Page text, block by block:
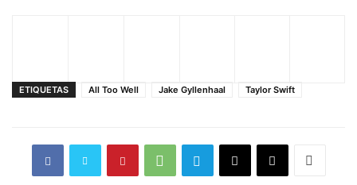
ETIQUETAS All Too Well Jake Gyllenhaal Taylor Swift